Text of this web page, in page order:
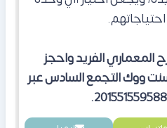
الفريد واحجز
ووك التجمع السادس عبر